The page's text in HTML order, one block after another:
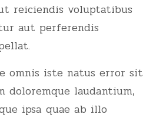
reiciendis voluptatibus
aut perferendis
omnis iste natus error sit
doloremque laudantium,
ipsa quae ab illo